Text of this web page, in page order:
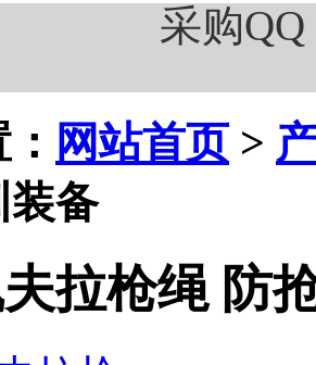
采购QQ
网站首页>
装备
拉枪绳 防